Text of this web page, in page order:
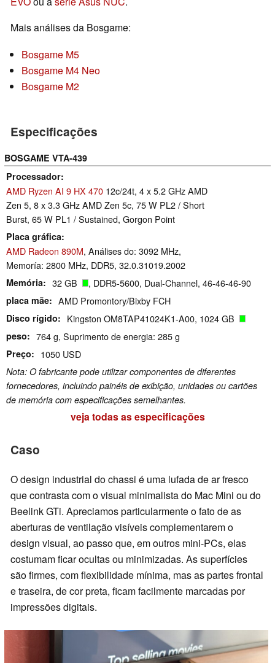
Mais análises da Bosgame:
Bosgame M5
Bosgame M4 Neo
Bosgame M2
Especificações
BOSGAME VTA-439
Processador
AMD Ryzen AI 9 HX 470 12c/24t, 4 x 5.2 GHz AMD
Zen 5, 8 x 3.3 GHz AMD Zen 5c, 75 W PL2 / Short
Burst, 65 W PL1 / Sustained, Gorgon Point
Placa gráfica
AMD Radeon 890M, Análises do: 3092 MHz,
Memoría: 2800 MHz, DDR5, 32.0.31019.2002
Memória 32 GB , DDR5-5600, Dual-Channel, 46-46-46-90
placa mãe AMD Promontory/Bixby FCH
Disco rígido Kingston OM8TAP41024K1-A00, 1024 GB
peso 764 g, Suprimento de energia: 285 g
Preço 1050 USD
Nota: O fabricante pode utilizar componentes de diferentes
fornecedores, incluindo painéis de exibição, unidades ou cartões
de memória com especificações semelhantes.
veja todas as especificações
Caso
O design industrial do chassi é uma lufada de ar fresco
que contrasta com o visual minimalista do Mac Mini ou do
Beelink GTi. Apreciamos particularmente o fato de as
aberturas de ventilação visíveis complementarem o
design visual, ao passo que, em outros mini-PCs, elas
costumam ficar ocultas ou minimizadas. As superfícies
são firmes, com flexibilidade mínima, mas as partes frontal
e traseira, de cor preta, ficam facilmente marcadas por
impressões digitais.